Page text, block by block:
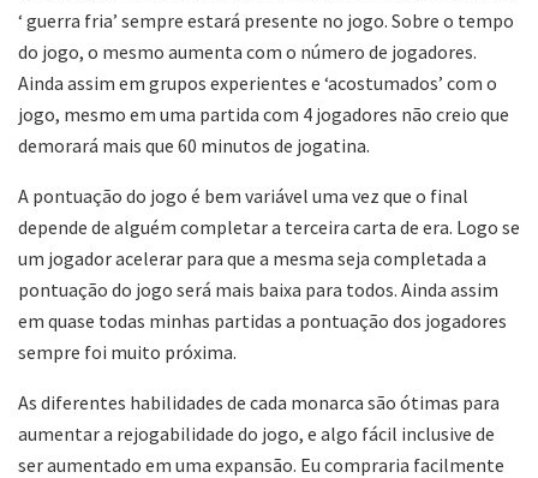
‘ guerra fria’ sempre estará presente no jogo. Sobre o tempo
do jogo, o mesmo aumenta com o número de jogadores.
Ainda assim em grupos experientes e ‘acostumados’ com o
jogo, mesmo em uma partida com 4 jogadores não creio que
demorará mais que 60 minutos de jogatina.
A pontuação do jogo é bem variável uma vez que o final
depende de alguém completar a terceira carta de era. Logo se
um jogador acelerar para que a mesma seja completada a
pontuação do jogo será mais baixa para todos. Ainda assim
em quase todas minhas partidas a pontuação dos jogadores
sempre foi muito próxima.
As diferentes habilidades de cada monarca são ótimas para
aumentar a rejogabilidade do jogo, e algo fácil inclusive de
ser aumentado em uma expansão. Eu compraria facilmente